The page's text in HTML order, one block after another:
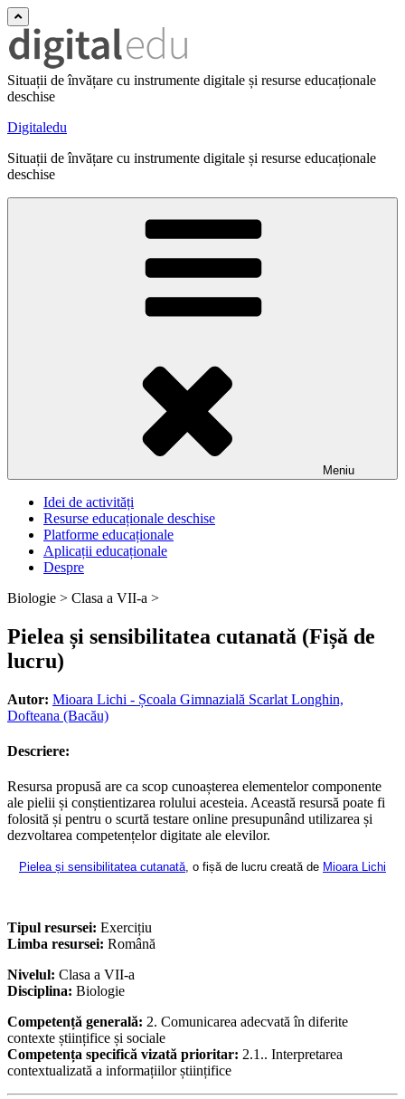
Situații de învățare cu instrumente digitale și resurse educaționale
deschise
Digitaledu
Situații de învățare cu instrumente digitale și resurse educaționale
deschise
Meniu
Idei de activități
Resurse educaționale deschise
Platforme educaționale
Aplicații educaționale
Despre
Biologie > Clasa a VII-a >
Pielea și sensibilitatea cutanată (Fișă de
lucru)
Autor: Mioara Lichi - Școala Gimnazială Scarlat Longhin,
Dofteana (Bacău)
Descriere:
Resursa propusă are ca scop cunoașterea elementelor componente
ale pielii și conștientizarea rolului acesteia. Această resursă poate fi
folosită și pentru o scurtă testare online presupunând utilizarea și
dezvoltarea competențelor digitate ale elevilor.
Pielea și sensibilitatea cutanată, o fișă de lucru creată de Mioara Lichi
Tipul resursei: Exercițiu
Limba resursei: Română
Nivelul: Clasa a VII-a
Disciplina: Biologie
Competență generală: 2. Comunicarea adecvată în diferite
contexte științifice și sociale
Competența specifică vizată prioritar: 2.1.. Interpretarea
contextualizată a informațiilor științifice